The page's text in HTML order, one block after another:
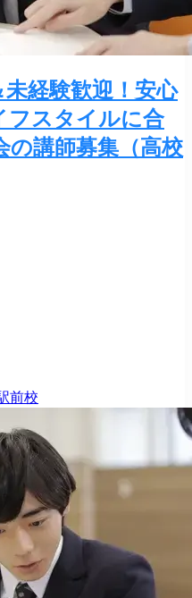
経験歓迎！安心
スタイルに合
の講師募集（高校
前校